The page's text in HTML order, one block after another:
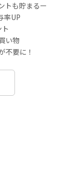
トも貯まるー
率UP
い物
不要に！